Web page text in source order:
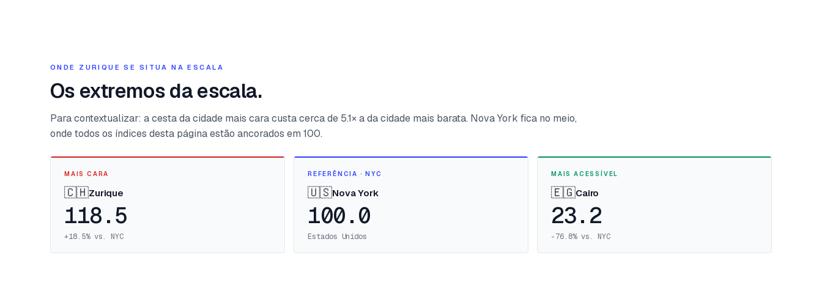
ONDE ZURIQUE SE SITUA NA ESCALA
Os extremos da escala.
Para contextualizar: a cesta da cidade mais cara custa cerca de 5.1× a da cidade mais barata. Nova York fica no meio,
onde todos os índices desta página estão ancorados em 100.
MAIS CARA
🇨🇭Zurique
118.5
+18.5% vs. NYC
REFERÊNCIA · NYC
🇺🇸Nova York
100.0
Estados Unidos
MAIS ACESSÍVEL
🇪🇬Cairo
23.2
-76.8% vs. NYC